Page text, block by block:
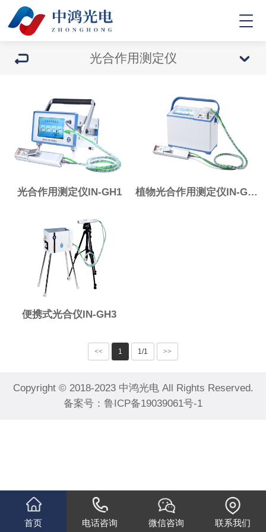
光合作用测定仪
光合作用测定仪IN-GH1 植物光合作用测定仪IN-GH2
便携式光合仪IN-GH3
<< 1 1/1 >>
Copyright © 2018-2023 中鸿光电 All Rights Reserved.
备案号： 鲁ICP备19039061号-1
首页 电话咨询 微信咨询 联系我们